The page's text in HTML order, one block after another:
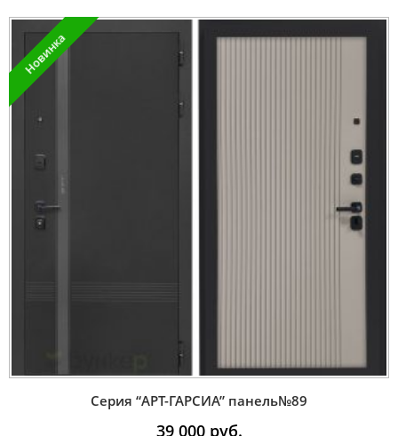
Новинка
Серия “AРT-ГАРСИА” панель№89
39 000руб.